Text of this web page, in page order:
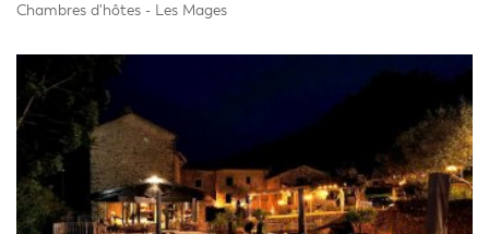
Chambres d'hôtes - Les Mages